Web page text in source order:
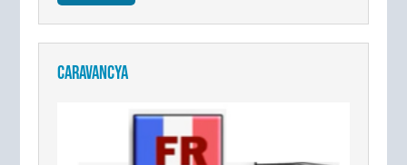
CARAVANCYA